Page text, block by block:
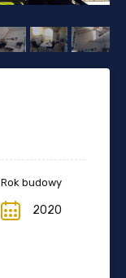
Rok budowy
2020